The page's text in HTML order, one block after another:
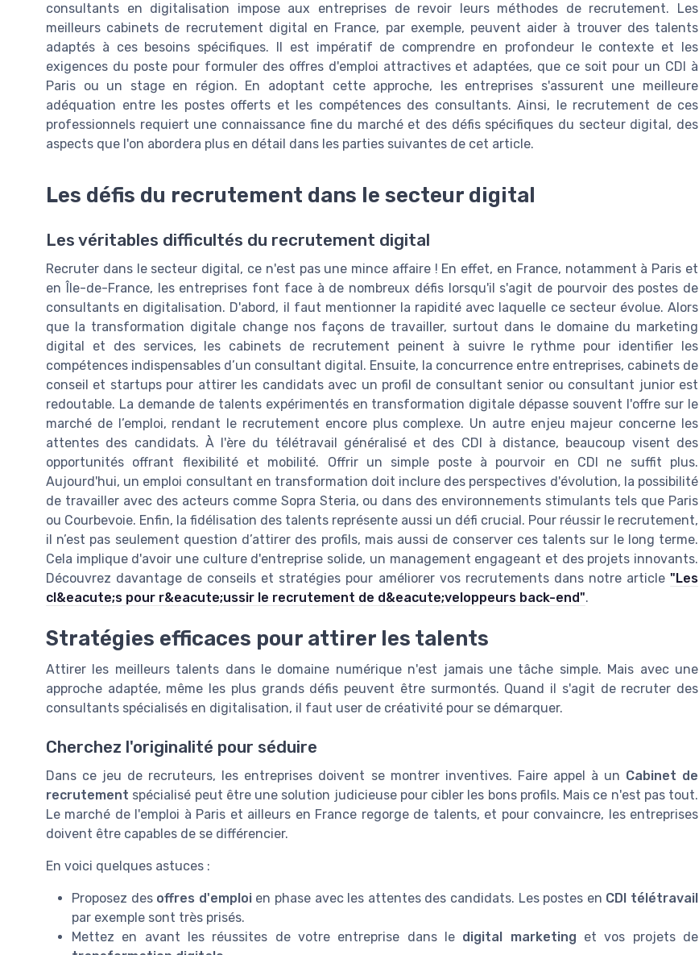
consultants en digitalisation impose aux entreprises de revoir leurs méthodes de recrutement. Les
meilleurs cabinets de recrutement digital en France, par exemple, peuvent aider à trouver des talents
adaptés à ces besoins spécifiques. Il est impératif de comprendre en profondeur le contexte et les
exigences du poste pour formuler des offres d'emploi attractives et adaptées, que ce soit pour un CDI à
Paris ou un stage en région. En adoptant cette approche, les entreprises s'assurent une meilleure
adéquation entre les postes offerts et les compétences des consultants. Ainsi, le recrutement de ces
professionnels requiert une connaissance fine du marché et des défis spécifiques du secteur digital, des
aspects que l'on abordera plus en détail dans les parties suivantes de cet article.
Les défis du recrutement dans le secteur digital
Les véritables difficultés du recrutement digital
Recruter dans le secteur digital, ce n'est pas une mince affaire ! En effet, en France, notamment à Paris et
en Île-de-France, les entreprises font face à de nombreux défis lorsqu'il s'agit de pourvoir des postes de
consultants en digitalisation. D'abord, il faut mentionner la rapidité avec laquelle ce secteur évolue. Alors
que la transformation digitale change nos façons de travailler, surtout dans le domaine du marketing
digital et des services, les cabinets de recrutement peinent à suivre le rythme pour identifier les
compétences indispensables d’un consultant digital. Ensuite, la concurrence entre entreprises, cabinets de
conseil et startups pour attirer les candidats avec un profil de consultant senior ou consultant junior est
redoutable. La demande de talents expérimentés en transformation digitale dépasse souvent l'offre sur le
marché de l’emploi, rendant le recrutement encore plus complexe. Un autre enjeu majeur concerne les
attentes des candidats. À l'ère du télétravail généralisé et des CDI à distance, beaucoup visent des
opportunités offrant flexibilité et mobilité. Offrir un simple poste à pourvoir en CDI ne suffit plus.
Aujourd'hui, un emploi consultant en transformation doit inclure des perspectives d'évolution, la possibilité
de travailler avec des acteurs comme Sopra Steria, ou dans des environnements stimulants tels que Paris
ou Courbevoie. Enfin, la fidélisation des talents représente aussi un défi crucial. Pour réussir le recrutement,
il n’est pas seulement question d’attirer des profils, mais aussi de conserver ces talents sur le long terme.
Cela implique d'avoir une culture d'entreprise solide, un management engageant et des projets innovants.
Découvrez davantage de conseils et stratégies pour améliorer vos recrutements dans notre article "Les
cl&eacute;s pour r&eacute;ussir le recrutement de d&eacute;veloppeurs back-end".
Stratégies efficaces pour attirer les talents
Attirer les meilleurs talents dans le domaine numérique n'est jamais une tâche simple. Mais avec une
approche adaptée, même les plus grands défis peuvent être surmontés. Quand il s'agit de recruter des
consultants spécialisés en digitalisation, il faut user de créativité pour se démarquer.
Cherchez l'originalité pour séduire
Dans ce jeu de recruteurs, les entreprises doivent se montrer inventives. Faire appel à un Cabinet de
recrutement spécialisé peut être une solution judicieuse pour cibler les bons profils. Mais ce n'est pas tout.
Le marché de l'emploi à Paris et ailleurs en France regorge de talents, et pour convaincre, les entreprises
doivent être capables de se différencier.
En voici quelques astuces :
Proposez des offres d'emploien phase avec les attentes des candidats. Les postes en CDI télétravail
par exemple sont très prisés.
Mettez en avant les réussites de votre entreprise dans le digital marketing et vos projets de